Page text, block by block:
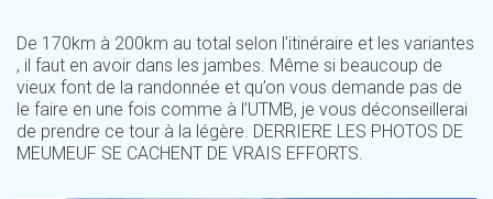
De 170km à 200km au total selon l’itinéraire et les variantes
, il faut en avoir dans les jambes. Même si beaucoup de
vieux font de la randonnée et qu’on vous demande pas de
le faire en une fois comme à l’UTMB, je vous déconseillerai
de prendre ce tour à la légère. DERRIERE LES PHOTOS DE
MEUMEUF SE CACHENT DE VRAIS EFFORTS.